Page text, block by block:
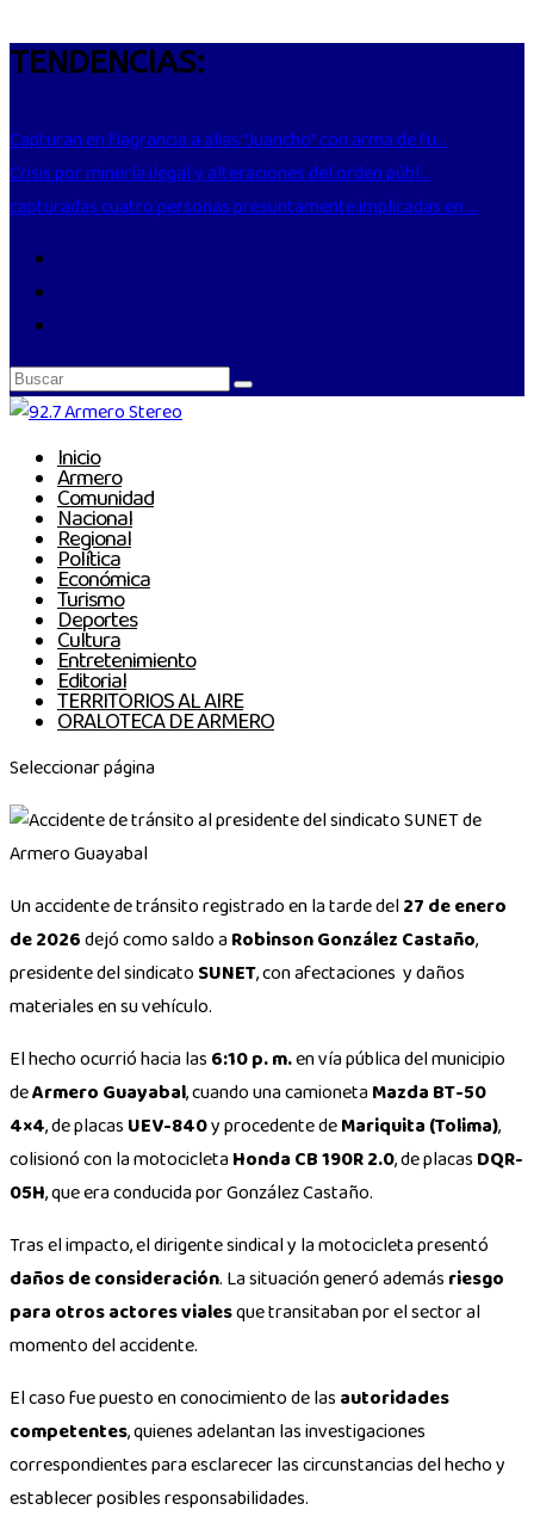
TENDENCIAS:
Capturan en flagrancia a alias “Juancho” con arma de fu...
Crisis por minería ilegal y alteraciones del orden públ...
capturadas cuatro personas presuntamente implicadas en ...
Inicio
Armero
Comunidad
Nacional
Regional
Política
Económica
Turismo
Deportes
Cultura
Entretenimiento
Editorial
TERRITORIOS AL AIRE
ORALOTECA DE ARMERO
Seleccionar página
Un accidente de tránsito registrado en la tarde del27 de enero
de 2026dejó como saldo aRobinson González Castaño,
presidente del sindicatoSUNET, con afectaciones y daños
materiales en su vehículo.
El hecho ocurrió hacia las6:10 p. m.en vía pública del municipio
deArmero Guayabal, cuando una camionetaMazda BT-50
4×4, de placasUEV-840y procedente deMariquita (Tolima),
colisionó con la motocicletaHonda CB 190R 2.0, de placasDQR-
05H, que era conducida por González Castaño.
Tras el impacto, el dirigente sindical y la motocicleta presentó
daños de consideración. La situación generó ademásriesgo
para otros actores vialesque transitaban por el sector al
momento del accidente.
El caso fue puesto en conocimiento de lasautoridades
competentes, quienes adelantan las investigaciones
correspondientes para esclarecer las circunstancias del hecho y
establecer posibles responsabilidades.